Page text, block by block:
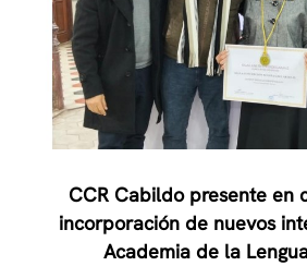
CCR Cabildo presente en
incorporación de nuevos
Academia de la